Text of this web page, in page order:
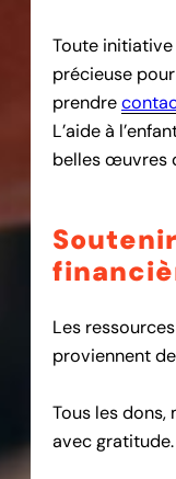
Toute initiative
précieuse pour
prendre
L’aide à
belles œuvres
Les
proviennent
Tous les dons,
avec gratitude.